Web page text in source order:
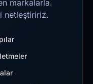
markalarla.
netleştiririz.